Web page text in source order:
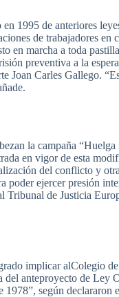
en 1995 de anteriores
de trabajadores en
en marcha a toda pastilla
preventiva a la espera
Joan Carles Gallego.
.
la campaña “Huelga
en vigor de esta
del conflicto y otra
poder ejercer presión
Tribunal de Justicia
implicar alColegio de
del anteproyecto de Ley
1978”, según declararon